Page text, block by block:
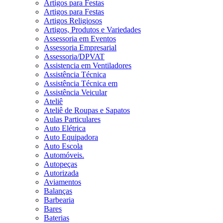
Artigos para Festas
Artigos para Festas
Artigos Religiosos
Artigos, Produtos e Variedades
Assessoria em Eventos
Assessoria Empresarial
Assessoria/DPVAT
Assistencia em Ventiladores
Assistência Técnica
Assistência Técnica em
Assistência Veicular
Ateliê
Ateliê de Roupas e Sapatos
Aulas Particulares
Auto Elétrica
Auto Equipadora
Auto Escola
Automóveis.
Autopeças
Autorizada
Aviamentos
Balanças
Barbearia
Bares
Baterias